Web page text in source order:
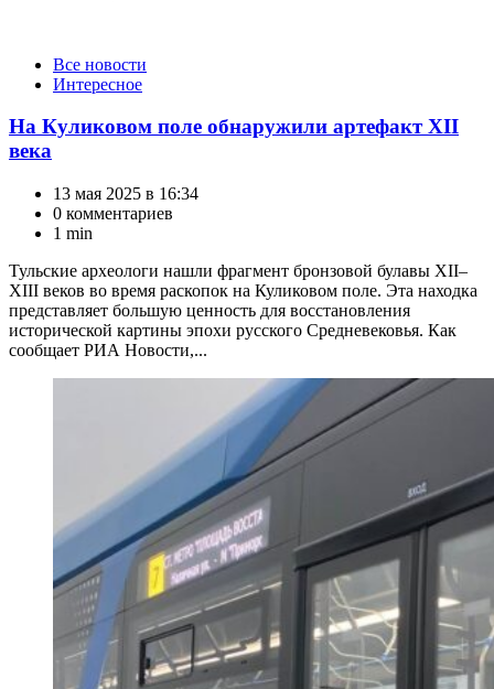
КатегорииВсе новости
Интересное
На Куликовом поле обнаружили артефакт XII
века
13 мая 2025 в 16:34
0 комментариев
1 min
Тульские археологи нашли фрагмент бронзовой булавы XII–
XIII веков во время раскопок на Куликовом поле. Эта находка
представляет большую ценность для восстановления
исторической картины эпохи русского Средневековья. Как
сообщает РИА Новости,...